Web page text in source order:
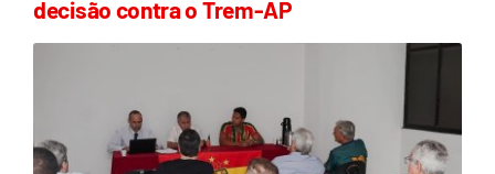
decisão contra o Trem-AP